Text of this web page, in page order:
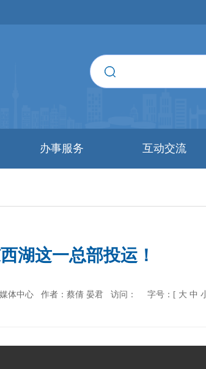
办事服务 互动交流
湖这一总部投运！
体中心 作者：蔡倩 晏君 访问： 字号：[ 大 中